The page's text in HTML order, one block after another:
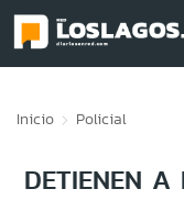
Inicio Policial
DETIENEN A